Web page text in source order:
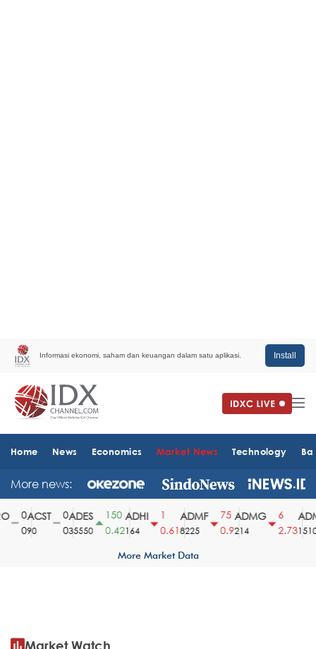
Informasi ekonomi, saham dan keuangan dalam satu aplikasi. Install
Home News Economics Market News Technology
More news:
ACST
90
ADES
35550
150
0.42
ADHI
164
0.61
ADMF
8225
75
0.9
ADMG
214
2.731510
More Market Data
Market Watch